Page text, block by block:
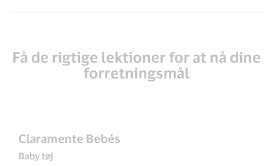
Få de rigtige lektioner for at nå dine
forretningsmål
Claramente Bebés
Baby tøj